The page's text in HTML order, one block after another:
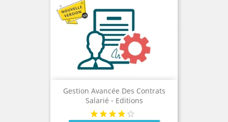
Gestion Avancée Des Contrats
Salarié - Editions